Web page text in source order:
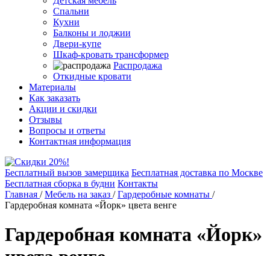
Спальни
Кухни
Балконы и лоджии
Двери-купе
Шкаф-кровать трансформер
Распродажа
Откидные кровати
Материалы
Как заказать
Акции и скидки
Отзывы
Вопросы и ответы
Контактная информация
Бесплатный вызов замерщика Бесплатная доставка по Москве
Бесплатная сборка в будни Контакты
Главная /Мебель на заказ /Гардеробные комнаты /
Гардеробная комната «Йорк» цвета венге
Гардеробная комната «Йорк»